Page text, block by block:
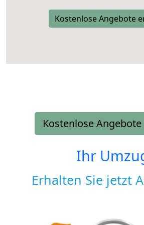
Kostenlose Angebote
Kostenlose
Ihr
Erhalten Sie jetzt